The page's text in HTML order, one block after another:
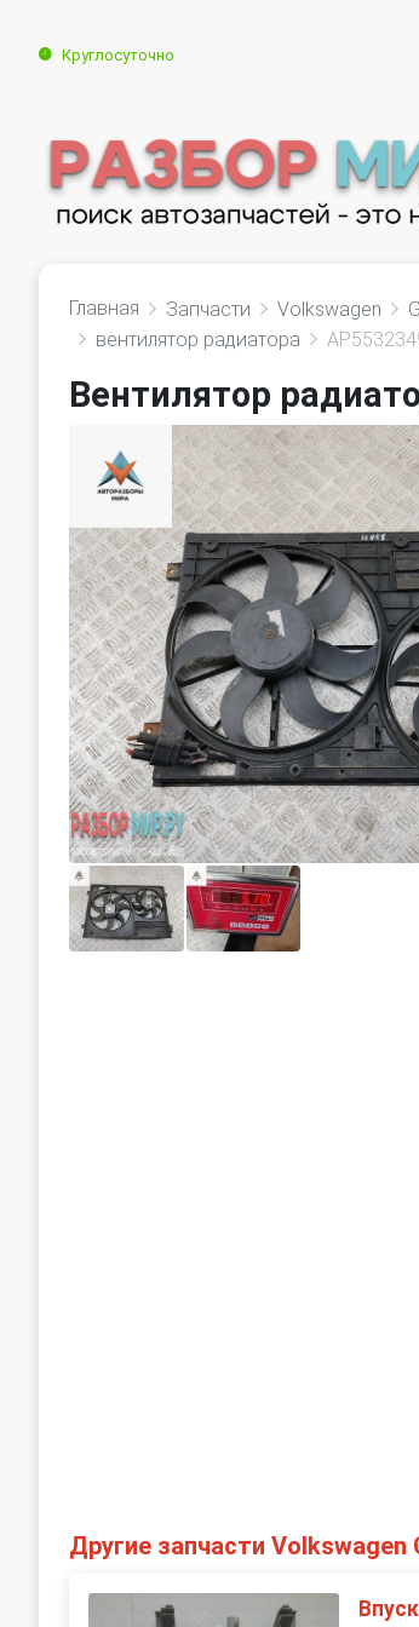
Круглосуточно
Главная Запчасти Volkswagen
вентилятор радиатора
Вентилятор
Другие запчасти Volkswagen